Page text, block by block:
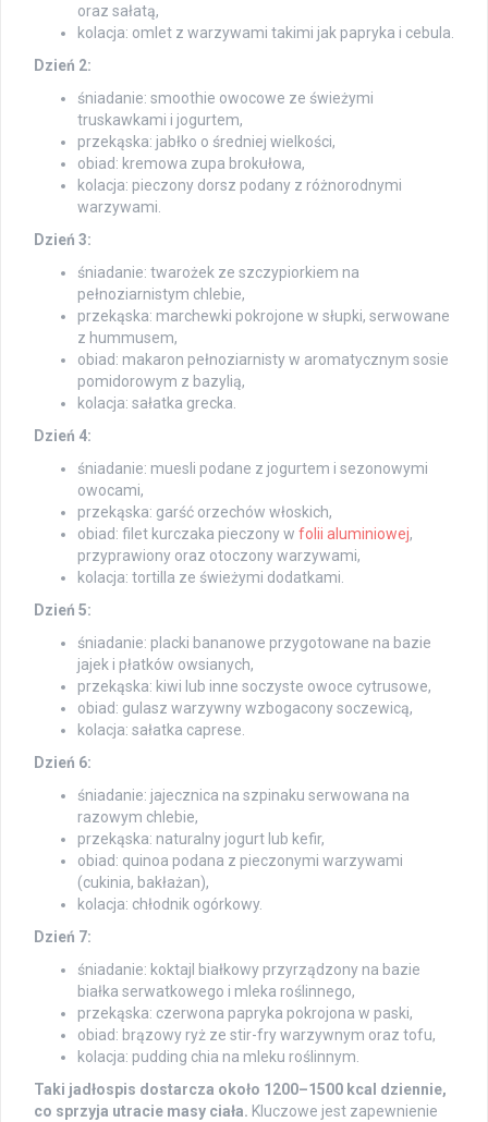
oraz sałatą,
kolacja: omlet z warzywami takimi jak papryka i cebula.
Dzień 2:
śniadanie: smoothie owocowe ze świeżymi
truskawkami i jogurtem,
przekąska: jabłko o średniej wielkości,
obiad: kremowa zupa brokułowa,
kolacja: pieczony dorsz podany z różnorodnymi
warzywami.
Dzień 3:
śniadanie: twarożek ze szczypiorkiem na
pełnoziarnistym chlebie,
przekąska: marchewki pokrojone w słupki, serwowane
z hummusem,
obiad: makaron pełnoziarnisty w aromatycznym sosie
pomidorowym z bazylią,
kolacja: sałatka grecka.
Dzień 4:
śniadanie: muesli podane z jogurtem i sezonowymi
owocami,
przekąska: garść orzechów włoskich,
obiad: filet kurczaka pieczony w folii aluminiowej,
przyprawiony oraz otoczony warzywami,
kolacja: tortilla ze świeżymi dodatkami.
Dzień 5:
śniadanie: placki bananowe przygotowane na bazie
jajek i płatków owsianych,
przekąska: kiwi lub inne soczyste owoce cytrusowe,
obiad: gulasz warzywny wzbogacony soczewicą,
kolacja: sałatka caprese.
Dzień 6:
śniadanie: jajecznica na szpinaku serwowana na
razowym chlebie,
przekąska: naturalny jogurt lub kefir,
obiad: quinoa podana z pieczonymi warzywami
(cukinia, bakłażan),
kolacja: chłodnik ogórkowy.
Dzień 7:
śniadanie: koktajl białkowy przyrządzony na bazie
białka serwatkowego i mleka roślinnego,
przekąska: czerwona papryka pokrojona w paski,
obiad: brązowy ryż ze stir-fry warzywnym oraz tofu,
kolacja: pudding chia na mleku roślinnym.
Taki jadłospis dostarcza około 1200–1500 kcal dziennie,
co sprzyja utracie masy ciała. Kluczowe jest zapewnienie